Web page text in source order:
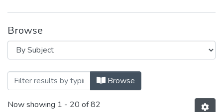
Browse
Browsing Образовательные
Browse
Now showing 1 - 20 of 82